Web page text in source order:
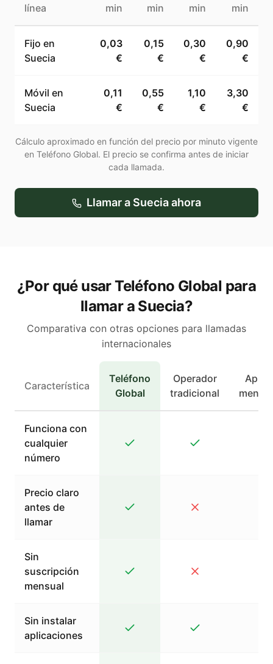
línea
min
min
min
min
Fijo en
Suecia
0,03
€
0,15
€
0,30
€
0,90
€
Móvil en
Suecia
0,11
€
0,55
€
1,10
€
3,30
€
Cálculo aproximado en función del precio por minuto vigente
en Teléfono Global. El precio se confirma antes de iniciar
cada llamada.
Llamar a Sueciaahora
¿Por qué usar Teléfono Global para
llamar a Suecia?
Comparativa con otras opciones para llamadas
internacionales
Característica
Teléfono
Global
Operador
tradicional
Apps
Funciona con
cualquier
número
Precio claro
antes de
llamar
Sin
suscripción
mensual
Sin instalar
aplicaciones